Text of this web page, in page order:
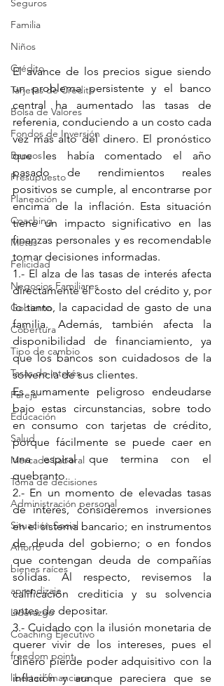
Seguros
Familia
Niños
Crédito
Tarjetas de Crédito
Bolsa de Valores
Fondos de Inversión
Bancos
Presupuesto
Planeación
Coaching
Metas
Felicidad
Negocios Familiares
Gobierno
Cobertura
Tipo de cambio
Tasas de interés
Pareja
Educación
Salud
Mercado Laboral
Toma de decisiones
Administración personal
Situación Social
Ahorro
bienes raíces
aprendizaje
Liderazgo
Coaching Ejecutivo
freedom point
libertad financiera
El avance de los precios sigue siendo
un problema persistente y el banco
central ha aumentado las tasas de
referenia, conduciendo a un costo cada
vez más alto del dinero. El pronóstico
que les había comentado el año
pasado de rendimientos reales
positivos se cumple, al encontrarse por
encima de la inflación. Esta situación
tiene un impacto significativo en las
finanzas personales y es recomendable
tomar decisiones informadas.
1.- El alza de las tasas de interés afecta
directamente el costo del crédito y, por
lo tanto, la capacidad de gasto de una
familia. Además, también afecta la
disponibilidad de financiamiento, ya
que los bancos son cuidadosos de la
solvencia de sus clientes.
Es sumamente peligroso endeudarse
bajo estas circunstancias, sobre todo
en consumo con tarjetas de crédito,
porque fácilmente se puede caer en
una espiral que termina con el
quebranto.
2.- En un momento de elevadas tasas
de interés, consideremos inversiones
en el sistema bancario; en instrumentos
de deuda del gobierno; o en fondos
que contengan deuda de compañías
sólidas. Al respecto, revisemos la
calificación crediticia y su solvencia
antes de depositar.
3.- Cuidado con la ilusión monetaria de
querer vivir de los intereses, pues el
dinero pierde poder adquisitivo con la
inflación y aunque pareciera que se